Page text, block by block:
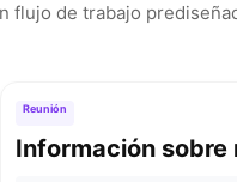
flujo de trabajo
Reunión